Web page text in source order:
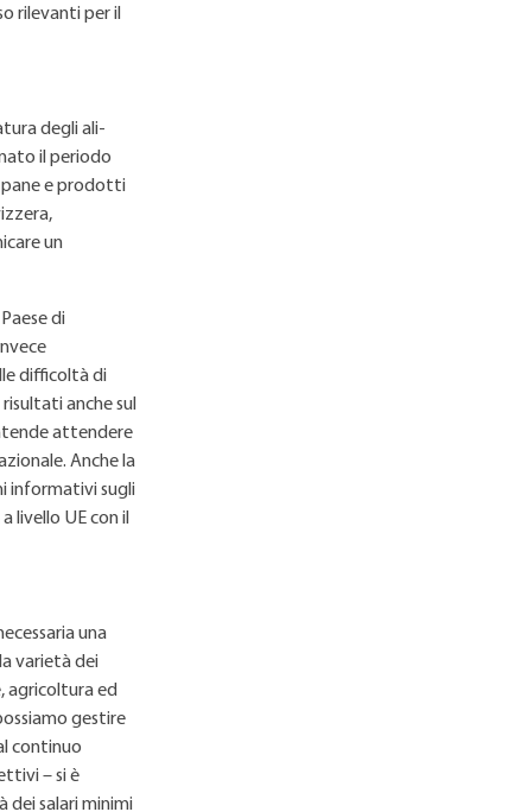
rilevanti per il
degli ali-
il periodo
pane e prodotti
un
di
difficoltà di
anche sul
attendere
Anche la
informativi sugli
livello UE con il
una
varietà dei
agricoltura ed
gestire
continuo
– si è
dei salari minimi